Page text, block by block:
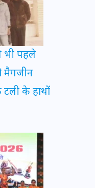
भी पहले
मैगजीन
टली के हाथों